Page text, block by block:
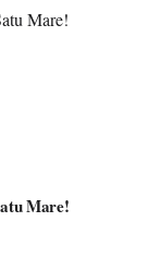
Mare!